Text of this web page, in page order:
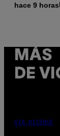
hace 9 horas
MÁS
DE
VIA HISENSE